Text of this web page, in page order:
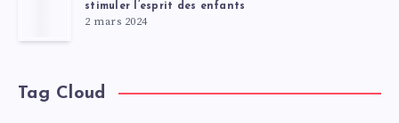
stimuler l’esprit des enfants
2 mars 2024
Tag Cloud